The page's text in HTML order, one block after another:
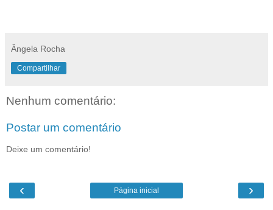
Ângela Rocha
Compartilhar
Nenhum comentário:
Postar um comentário
Deixe um comentário!
‹ ›
Página inicial